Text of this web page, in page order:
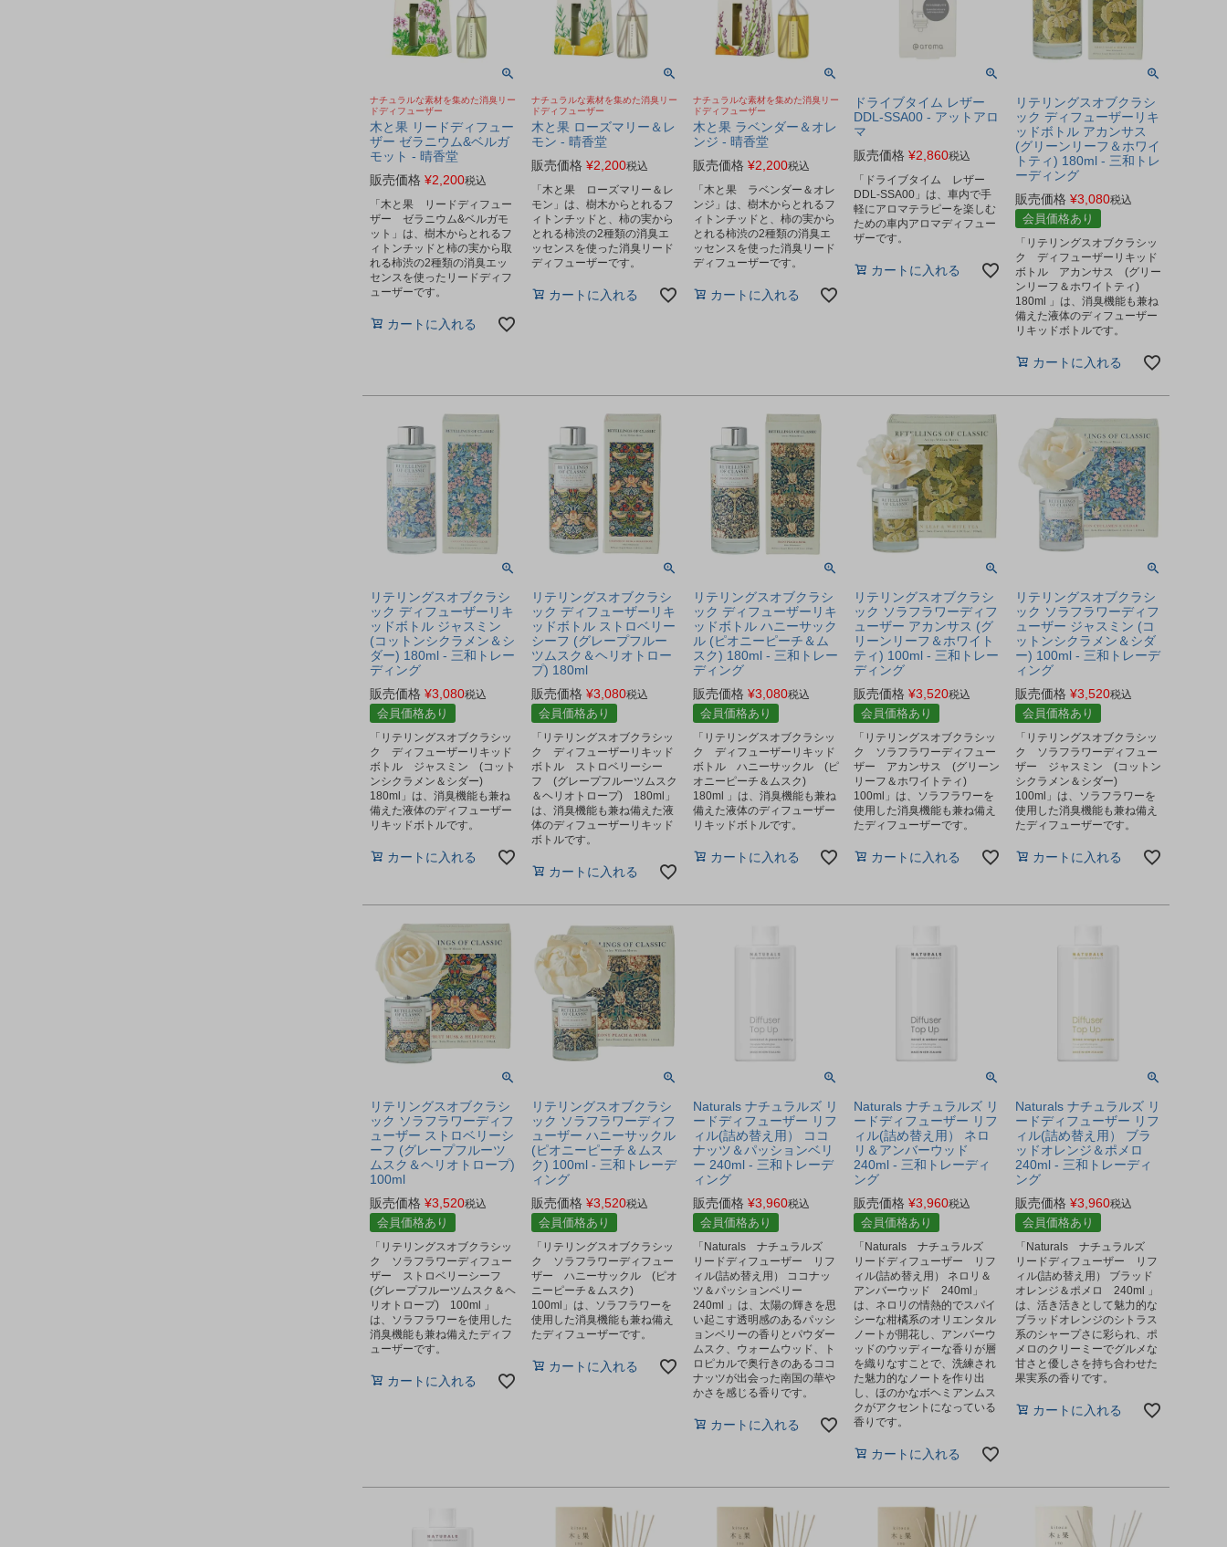
ナチュラルな素材を集めた消臭リー
ドディフューザー
木と果 リードディフュー
ザー ゼラニウム&ベルガ
モット - 晴香堂
販売価格 ¥2,200税込
「木と果 リードディフュー
ザー ゼラニウム&ベルガモ
ット」は、樹木からとれるフ
ィトンチッドと柿の実から取
れる柿渋の2種類の消臭エッ
センスを使ったリードディフ
ューザーです。
カートに入れる
ナチュラルな素材を集めた消臭リー
ドディフューザー
木と果 ローズマリー＆レ
モン - 晴香堂
販売価格 ¥2,200税込
「木と果 ローズマリー＆レ
モン」は、樹木からとれるフ
ィトンチッドと、柿の実から
とれる柿渋の2種類の消臭エ
ッセンスを使った消臭リード
ディフューザーです。
カートに入れる
ナチュラルな素材を集めた消臭リー
ドディフューザー
木と果 ラベンダー＆オレ
ンジ - 晴香堂
販売価格 ¥2,200税込
「木と果 ラベンダー＆オレ
ンジ」は、樹木からとれるフ
ィトンチッドと、柿の実から
とれる柿渋の2種類の消臭エ
ッセンスを使った消臭リード
ディフューザーです。
カートに入れる
ドライブタイム レザー
DDL-SSA00 - アットアロ
マ
販売価格 ¥2,860税込
「ドライブタイム レザー
DDL-SSA00」は、車内で手
軽にアロマテラピーを楽しむ
ための車内アロマディフュー
ザーです。
カートに入れる
リテリングスオブクラシ
ック ディフューザーリキ
ッドボトル アカンサス
(グリーンリーフ＆ホワイ
トティ) 180ml - 三和トレ
ーディング
販売価格 ¥3,080税込
会員価格あり
「リテリングスオブクラシッ
ク ディフューザーリキッド
ボトル アカンサス (グリー
ンリーフ＆ホワイトティ)
180ml 」は、消臭機能も兼ね
備えた液体のディフューザー
リキッドボトルです。
カートに入れる
リテリングスオブクラシ
ック ディフューザーリキ
ッドボトル ジャスミン
(コットンシクラメン＆シ
ダー) 180ml - 三和トレー
ディング
販売価格 ¥3,080税込
会員価格あり
「リテリングスオブクラシッ
ク ディフューザーリキッド
ボトル ジャスミン (コット
ンシクラメン＆シダー)
180ml」は、消臭機能も兼ね
備えた液体のディフューザー
リキッドボトルです。
カートに入れる
リテリングスオブクラシ
ック ディフューザーリキ
ッドボトル ストロベリー
シーフ (グレープフルー
ツムスク＆ヘリオトロー
プ) 180ml
販売価格 ¥3,080税込
会員価格あり
「リテリングスオブクラシッ
ク ディフューザーリキッド
ボトル ストロベリーシー
フ (グレープフルーツムスク
＆ヘリオトロープ) 180ml」
は、消臭機能も兼ね備えた液
体のディフューザーリキッド
ボトルです。
カートに入れる
リテリングスオブクラシ
ック ディフューザーリキ
ッドボトル ハニーサック
ル (ピオニーピーチ＆ム
スク) 180ml - 三和トレー
ディング
販売価格 ¥3,080税込
会員価格あり
「リテリングスオブクラシッ
ク ディフューザーリキッド
ボトル ハニーサックル (ピ
オニーピーチ＆ムスク)
180ml 」は、消臭機能も兼ね
備えた液体のディフューザー
リキッドボトルです。
カートに入れる
リテリングスオブクラシ
ック ソラフラワーディフ
ューザー アカンサス (グ
リーンリーフ＆ホワイト
ティ) 100ml - 三和トレー
ディング
販売価格 ¥3,520税込
会員価格あり
「リテリングスオブクラシッ
ク ソラフラワーディフュー
ザー アカンサス (グリーン
リーフ＆ホワイトティ)
100ml」は、ソラフラワーを
使用した消臭機能も兼ね備え
たディフューザーです。
カートに入れる
リテリングスオブクラシ
ック ソラフラワーディフ
ューザー ジャスミン (コ
ットンシクラメン＆シダ
ー) 100ml - 三和トレーデ
ィング
販売価格 ¥3,520税込
会員価格あり
「リテリングスオブクラシッ
ク ソラフラワーディフュー
ザー ジャスミン (コットン
シクラメン＆シダー)
100ml」は、ソラフラワーを
使用した消臭機能も兼ね備え
たディフューザーです。
カートに入れる
リテリングスオブクラシ
ック ソラフラワーディフ
ューザー ストロベリーシ
ーフ (グレープフルーツ
ムスク＆ヘリオトロープ)
100ml
販売価格 ¥3,520税込
会員価格あり
「リテリングスオブクラシッ
ク ソラフラワーディフュー
ザー ストロベリーシーフ
(グレープフルーツムスク＆ヘ
リオトロープ) 100ml 」
は、ソラフラワーを使用した
消臭機能も兼ね備えたディフ
ューザーです。
カートに入れる
リテリングスオブクラシ
ック ソラフラワーディフ
ューザー ハニーサックル
(ピオニーピーチ＆ムス
ク) 100ml - 三和トレーデ
ィング
販売価格 ¥3,520税込
会員価格あり
「リテリングスオブクラシッ
ク ソラフラワーディフュー
ザー ハニーサックル (ピオ
ニーピーチ＆ムスク)
100ml」は、ソラフラワーを
使用した消臭機能も兼ね備え
たディフューザーです。
カートに入れる
Naturals ナチュラルズ リ
ードディフューザー リフ
ィル(詰め替え用） ココ
ナッツ＆パッションベリ
ー 240ml - 三和トレーデ
ィング
販売価格 ¥3,960税込
会員価格あり
「Naturals ナチュラルズ
リードディフューザー リフ
ィル(詰め替え用） ココナッ
ツ＆パッションベリー
240ml 」は、太陽の輝きを思
い起こす透明感のあるパッシ
ョンベリーの香りとパウダー
ムスク、ウォームウッド、ト
ロピカルで奥行きのあるココ
ナッツが出会った南国の華や
かさを感じる香りです。
カートに入れる
Naturals ナチュラルズ リ
ードディフューザー リフ
ィル(詰め替え用） ネロ
リ＆アンバーウッド
240ml - 三和トレーディ
ング
販売価格 ¥3,960税込
会員価格あり
「Naturals ナチュラルズ
リードディフューザー リフ
ィル(詰め替え用） ネロリ＆
アンバーウッド 240ml」
は、ネロリの情熱的でスパイ
シーな柑橘系のオリエンタル
ノートが開花し、アンバーウ
ッドのウッディーな香りが層
を織りなすことで、洗練され
た魅力的なノートを作り出
し、ほのかなボヘミアンムス
クがアクセントになっている
香りです。
カートに入れる
Naturals ナチュラルズ リ
ードディフューザー リフ
ィル(詰め替え用） ブラ
ッドオレンジ＆ポメロ
240ml - 三和トレーディ
ング
販売価格 ¥3,960税込
会員価格あり
「Naturals ナチュラルズ
リードディフューザー リフ
ィル(詰め替え用） ブラッド
オレンジ＆ポメロ 240ml 」
は、活き活きとして魅力的な
ブラッドオレンジのシトラス
系のシャープさに彩られ、ポ
メロのクリーミーでグルメな
甘さと優しさを持ち合わせた
果実系の香りです。
カートに入れる